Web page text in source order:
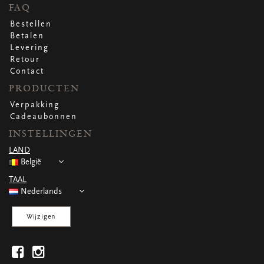
WENSKAARTEN
Vierkante wenskaartjes
bekijk alle
Langwerpige wenskaartjes
bekijk alle
Rechthoekige wenskaartjes
bekijk alle
Wenskaarten
bekijk alle
Per gelegenheid
bekijk alle
FAQ
Bestellen
Betalen
Levering
Retour
Contact
PRODUCTEN
Verpakking
Cadeaubonnen
INSTELLINGEN
LAND
België
TAAL
Nederlands
Wijzigen